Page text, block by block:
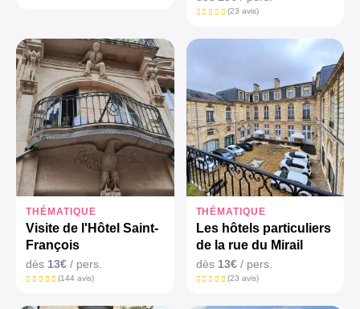
(23 avis)
THÉMATIQUE
Visite de l'Hôtel Saint-
François
dès 13€ / pers.
(144 avis)
THÉMATIQUE
Les hôtels particuliers
de la rue du Mirail
dès 13€/ pers.
(23 avis)